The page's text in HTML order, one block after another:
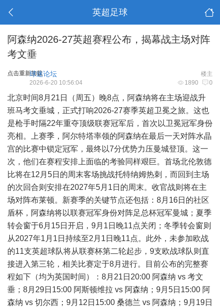
英超足球
阿森纳2026-27英超赛程公布，揭幕战主场对阵
考文垂
点击重新加载 楼主
球迷论坛
1890 0
2026-6-20 10:56:04
北京时间8月21日（周五）晚8点，阿森纳将在主场迎战升
班马考文垂城，正式打响2026-27赛季英超卫冕之旅。这也
是枪手时隔22年重夺顶级联赛冠军后，首次以卫冕冠军身份
亮相。上赛季，阿尔特塔率领的阿森纳在最后一天对阵水晶
宫的比赛中锁定冠军，最终以7分优势力压曼城登顶。这一
次，他们在赛程安排上面临的考验同样艰巨。首场北伦敦德
比将在12月5日的周末客场挑战托特纳姆热刺，而回到主场
的次回合则安排在2027年5月1日的周末。收官战则将在主
场对阵布莱顿。新赛季的关键节点还包括：8月16日的社区
盾杯，阿森纳将以联赛冠军身份对阵足总杯冠军曼城；夏季
转会窗于6月15日开启，9月1日晚11点关闭；冬季转会窗则
从2027年1月1日持续至2月1日晚11点。此外，未参加欧战
的11支英超球队将从联赛杯第二轮起步，9支欧战球队则直
接进入第三轮，相关比赛定于8月进行。目前公布的完整赛
程如下（均为英国时间）：8月21日20:00 阿森纳 vs 考文
垂；8月29日15:00 阿斯顿维拉 vs 阿森纳；9月5日15:00 阿
森纳 vs 切尔西；9月12日15:00 桑德兰 vs 阿森纳；9月19日